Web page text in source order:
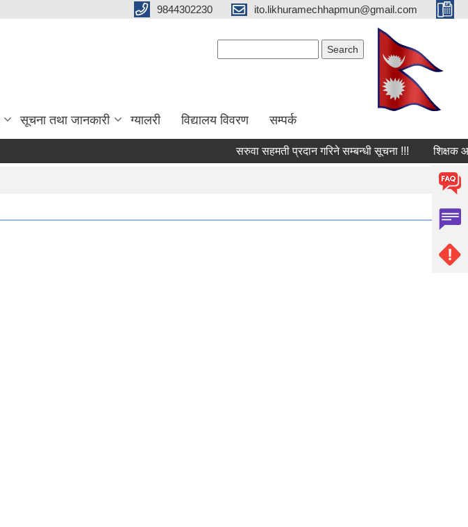
9844302230 ito.likhuramechhapmun@gmail.com
सूचना तथा जानकारी ग्यालरी विद्यालय विवरण सम्पर्क
सरुवा सहमती प्रदान गरिने सम्बन्धी सूचना !!! शिक्षक